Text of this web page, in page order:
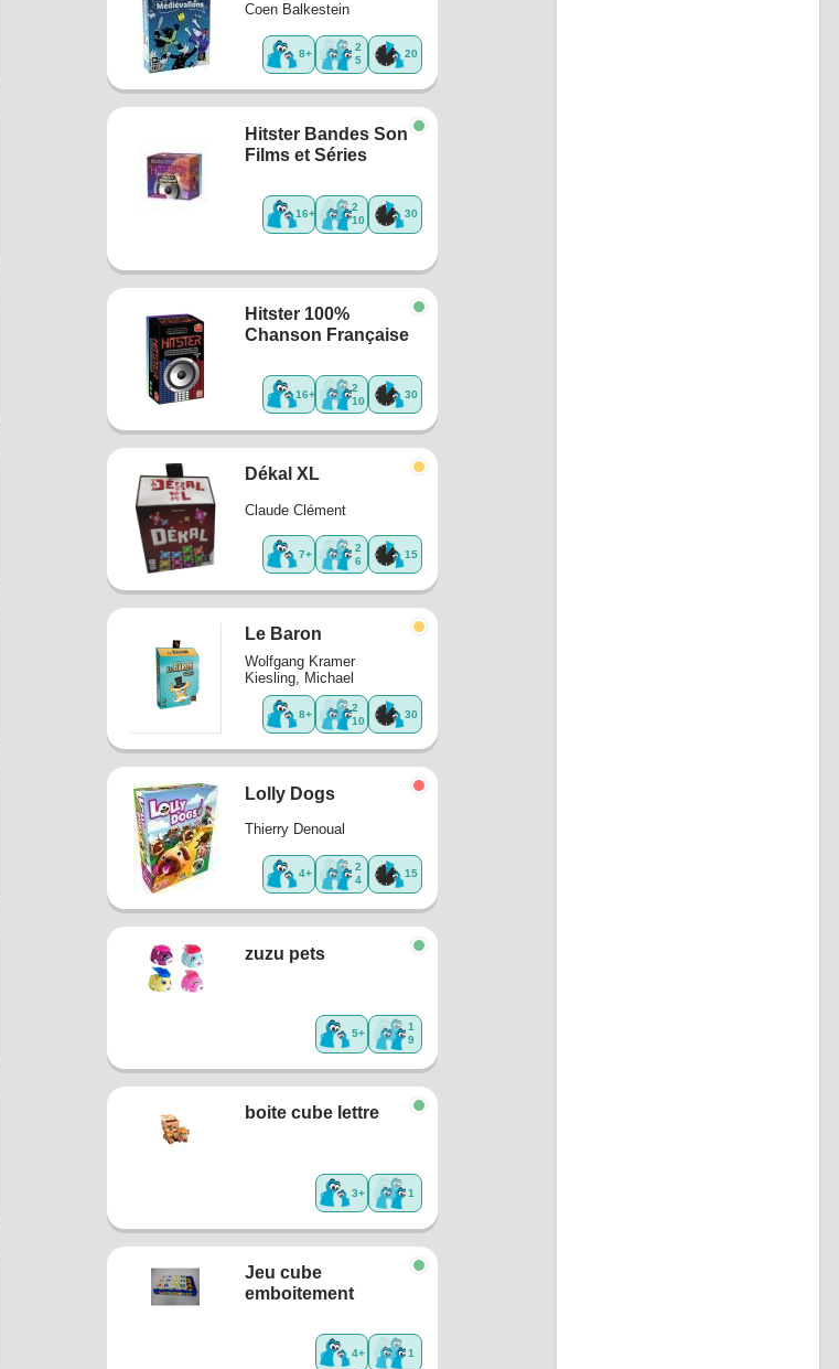
Coen Balkestein
8+
2
5
20
Hitster Bandes Son
Films et Séries
16+
2
10
30
Hitster 100%
Chanson Française
16+
2
10
30
Dékal XL
Claude Clément
7+
2
6
15
Le Baron
Wolfgang Kramer
Kiesling, Michael
8+
2
10
30
Lolly Dogs
Thierry Denoual
4+
2
4
15
zuzu pets
5+
1
9
boite cube lettre
3+ 1
Jeu cube
emboitement
4+ 1